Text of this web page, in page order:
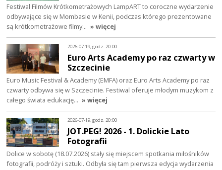
Festiwal Filmów Krótkometrażowych LampART to coroczne wydarzenie
odbywające się w Mombasie w Kenii, podczas którego prezentowane
są krótkometrażowe filmy… » więcej
2026-07-19, godz. 20:00
Euro Arts Academy po raz czwarty w
Szczecinie
Euro Music Festival & Academy (EMFA) oraz Euro Arts Academy po raz
czwarty odbywa się w Szczecinie. Festiwal oferuje młodym muzykom z
całego świata edukację… » więcej
2026-07-19, godz. 20:00
JOT.PEG! 2026 - 1. Dolickie Lato
Fotografii
Dolice w sobotę (18.07.2026) stały się miejscem spotkania miłośników
fotografii, podróży i sztuki. Odbyła się tam pierwsza edycja wydarzenia